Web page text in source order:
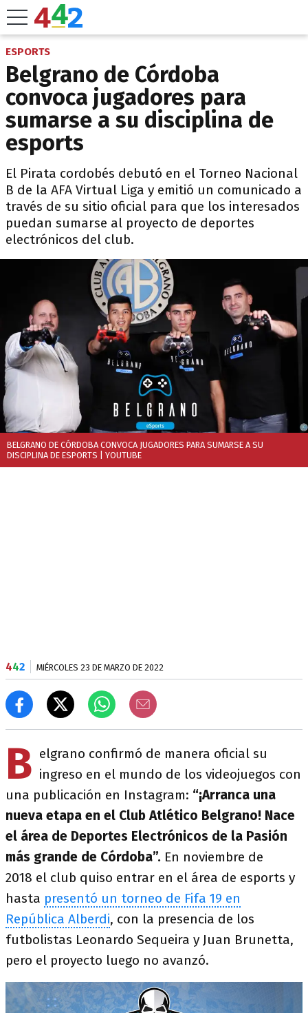
ESPORTS
Belgrano de Córdoba
convoca jugadores para
sumarse a su disciplina de
esports
El Pirata cordobés debutó en el Torneo Nacional
B de la AFA Virtual Liga y emitió un comunicado a
través de su sitio oficial para que los interesados
puedan sumarse al proyecto de deportes
electrónicos del club.
BELGRANO DE CÓRDOBA CONVOCA JUGADORES PARA SUMARSE A SU
DISCIPLINA DE ESPORTS | YOUTUBE
442 MIÉRCOLES 23 DE MARZO DE 2022
B elgrano confirmó de manera oficial su
ingreso en el mundo de los videojuegos con
una publicación en Instagram: “¡Arranca una
nueva etapa en el Club Atlético Belgrano! Nace
el área de Deportes Electrónicos de la Pasión
más grande de Córdoba”. En noviembre de
2018 el club quiso entrar en el área de esports y
hasta presentó un torneo de Fifa 19 en
República Alberdi, con la presencia de los
futbolistas Leonardo Sequeira y Juan Brunetta,
pero el proyecto luego no avanzó.